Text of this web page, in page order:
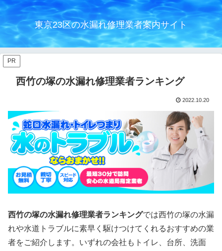
東京23区の水漏れ修理業者案内サイト
PR
西竹の塚の水漏れ修理業者ランキング
2022.10.20
西竹の塚の水漏れ修理業者ランキングでは西竹の塚の水漏
れや水道トラブルに素早く駆けつけてくれるおすすめの業
者をご紹介します。いずれの会社もトイレ、台所、洗面